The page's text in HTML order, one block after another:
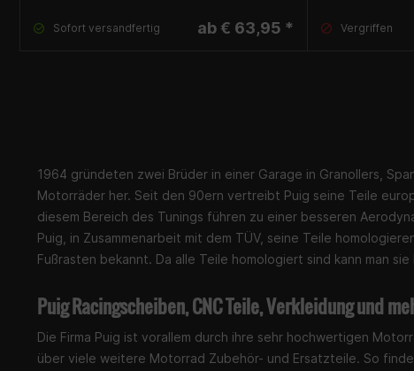
Sofort versandfertig ab € 63,95 * Vergriffen
1964 gründeten zwei Brüder in einer Garage in Granollers,
Motorräder her. Seit den 90ern vertreibt Puig seine Teile
diesem Bereich des Tunings führen zu einer besseren
Puig, in Zusammenarbeit mit dem TÜV, seine Teile
Fußrasten bekannt. Da alle Teile homologiert sind kann man
Puig Racingscheiben, CNC Teile, Verkleidung und
Die Firma Puig ist vorallem durch ihre sehr hochwertigen
über viele weitere Motorrad Zubehör- und Ersatzteile. So